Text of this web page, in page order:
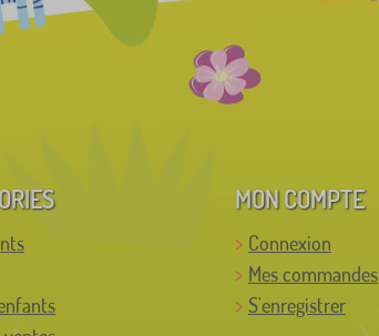
MON COMPTE
Connexion
Mes commandes
S'enregistrer